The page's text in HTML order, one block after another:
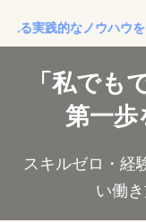
的なノウハウをPDFで
「私でも
第一歩
スキルゼロ・経
い働